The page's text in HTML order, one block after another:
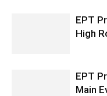
EPT
High
EPT
Main